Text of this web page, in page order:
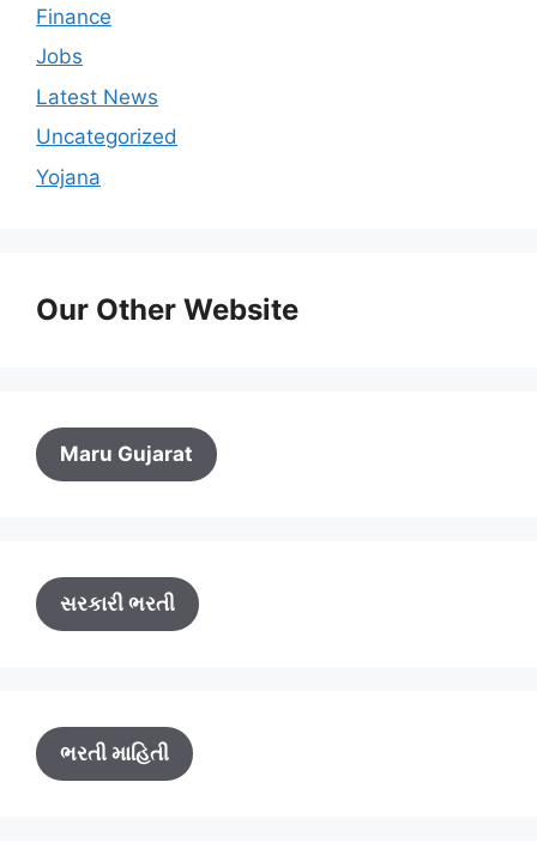
Finance
Jobs
Latest News
Uncategorized
Yojana
Our Other Website
Maru Gujarat
સરકારી ભરતી
ભરતી માહિતી